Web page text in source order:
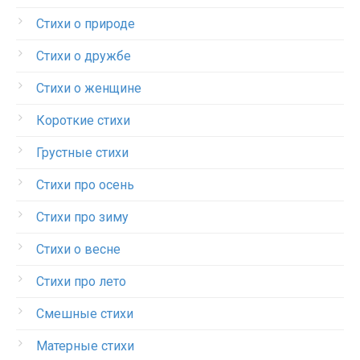
Стихи о природе
Стихи о дружбе
Стихи о женщине
Короткие стихи
Грустные стихи
Стихи про осень
Стихи про зиму
Стихи о весне
Стихи про лето
Смешные стихи
Матерные стихи